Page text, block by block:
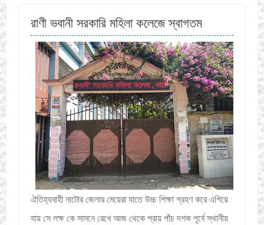
রাণী ভবানী সরকারি মহিলা কলেজে স্বাগতম
ঐতিহ্যবাহী নাটোর জেলার মেয়েরা যাতে উচ্চ শিক্ষা গ্রহণ করে এগিয়ে
যায় সে লক্ষ কে সামনে রেখে আজ থেকে প্রায় পাঁচ দশক পূর্বে স্থানীয়